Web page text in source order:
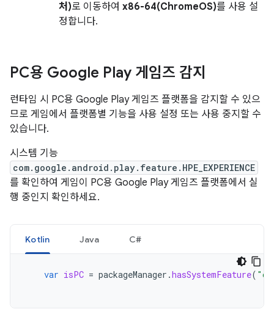
처)로 이동하여 x86-64(ChromeOS)를 사용 설
정합니다.
PC용 Google Play 게임즈 감지
런타임 시 PC용 Google Play 게임즈 플랫폼을 감지할 수 있으
므로 게임에서 플랫폼별 기능을 사용 설정 또는 사용 중지할 수
있습니다.
시스템 기능
com.google.android.play.feature.HPE_EXPERIENCE
를 확인하여 게임이 PC용 Google Play 게임즈 플랫폼에서 실
행 중인지 확인하세요.
Kotlin Java C#
var isPC = packageManager .hasSystemFeature(